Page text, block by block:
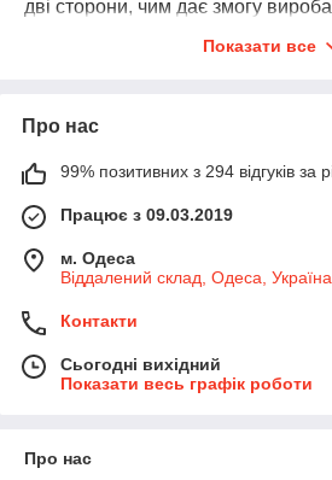
дві сторони, чим дає змогу
тканину для пошиття: платтів,
догляду
Варто дотримуватися таких
вибирати делікатний режим із
Під час ручного прання не
деформацію.
Тканина слугуватиме довше,
використовувати щадні засоби
вицвітання.
Показати все
Про нас
99% позитивних з 294 відгуків за
Працює з 09.03.2019
м. Одеса
Віддалений склад, Одеса, Україна
Контакти
Сьогодні вихідний
Показати весь графік роботи
Про нас